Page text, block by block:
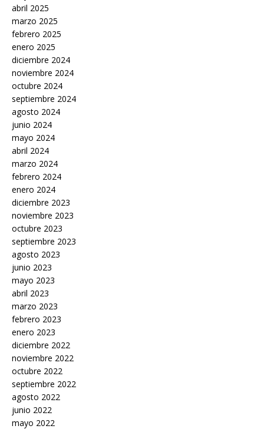
abril 2025
marzo 2025
febrero 2025
enero 2025
diciembre 2024
noviembre 2024
octubre 2024
septiembre 2024
agosto 2024
junio 2024
mayo 2024
abril 2024
marzo 2024
febrero 2024
enero 2024
diciembre 2023
noviembre 2023
octubre 2023
septiembre 2023
agosto 2023
junio 2023
mayo 2023
abril 2023
marzo 2023
febrero 2023
enero 2023
diciembre 2022
noviembre 2022
octubre 2022
septiembre 2022
agosto 2022
junio 2022
mayo 2022